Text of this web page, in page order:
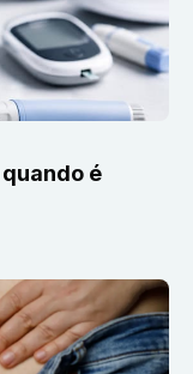
é